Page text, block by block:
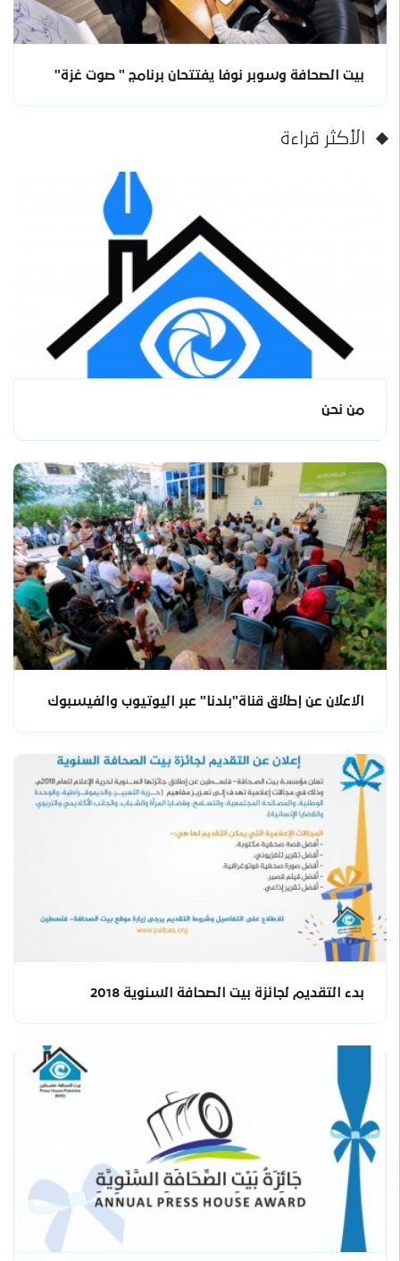
بيت الصحافة وسوبر نوفا يفتتحان برنامج " صوت غزة"
الأكثر قراءة
من نحن
الاعلان عن إطلاق قناة"بلدنا" عبر اليوتيوب والفيسبوك
بدء التقديم لجائزة بيت الصحافة السنوية 2018